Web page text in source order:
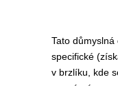
Tato
specifické
v brzlíku, kde